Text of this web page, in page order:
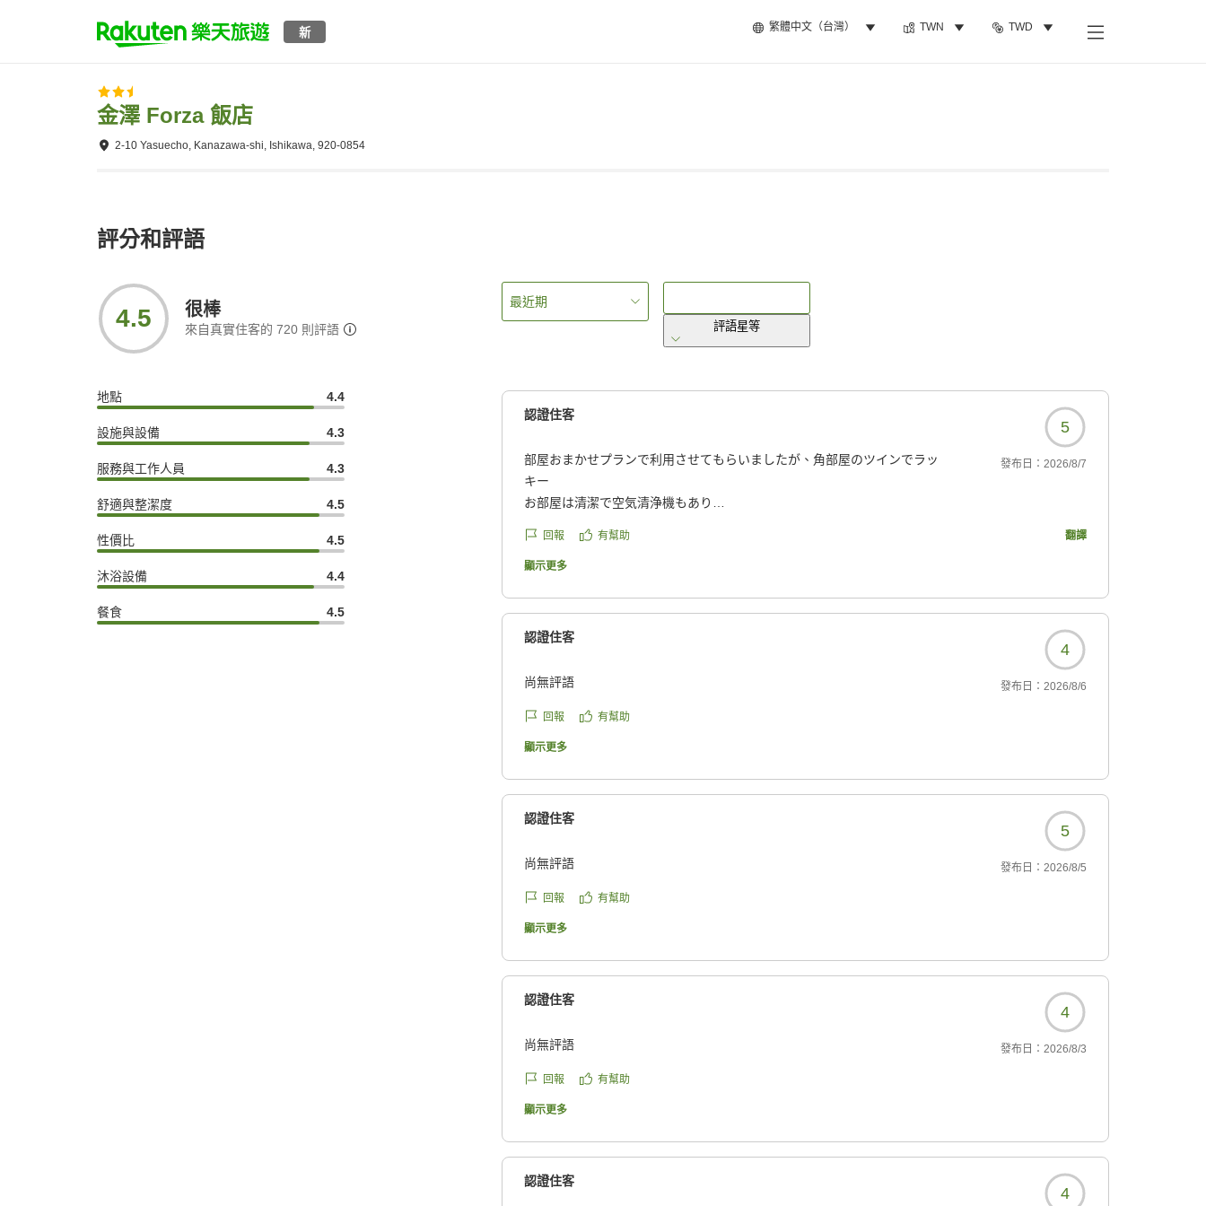
新 繁體中文（台灣） TWN TWD
金澤 Forza 飯店
2-10 Yasuecho, Kanazawa-shi, Ishikawa, 920-0854
評分和評語
4.5 很棒
來自真實住客的 720 則評語
地點 4.4
設施與設備 4.3
服務與工作人員 4.3
舒適與整潔度 4.5
性價比 4.5
沐浴設備 4.4
餐食 4.5
最近期
評語星等
認證住客
5
部屋おまかせプランで利用させてもらいましたが、角部屋のツインでラッ
キー
お部屋は清潔で空気清浄機もあり
お風呂が楽しく、初めての体験
フットマッサージャーやフェイスナノケアもあり、ゆったりできました。
楽しみにしていたウエルカムドリンクの
日本酒ワインが終了してしまっていたのが唯一残念でしたがこれは仕方な
もう1泊したかった~
クチコミの詳細はこちらから
https://review.travel.rakuten.co.jp/hotel/voice/177000?
發布日： 2026/8/7
回報 有幫助 翻譯
顯示更多
認證住客
4
尚無評語 發布日： 2026/8/6
回報 有幫助
顯示更多
認證住客
5
尚無評語 發布日： 2026/8/5
回報 有幫助
顯示更多
認證住客
4
尚無評語 發布日： 2026/8/3
回報 有幫助
顯示更多
認證住客
4